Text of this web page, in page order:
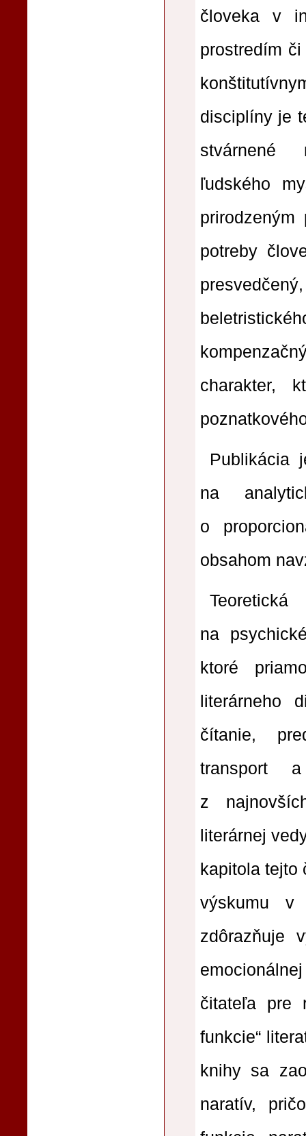
človeka v
prostredím
disciplíny je
stvárnené
ľudského
prirodzeným
potreby
charakter,
Publikácia
na
o
obsahom
na
ktoré
literárneho
čítanie,
transport
z
literárnej
kapitola tejto
výskumu
zdôrazňuje
čitateľa pre
funkcie“
knihy sa
naratív,